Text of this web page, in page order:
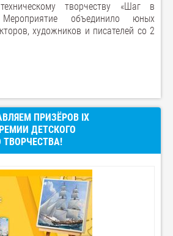
творчеству «Шаг в
объединило юных
художников и писателей со 2
ПРИЗЁРОВ IX
ДЕТСКОГО
ТВОРЧЕСТВА!